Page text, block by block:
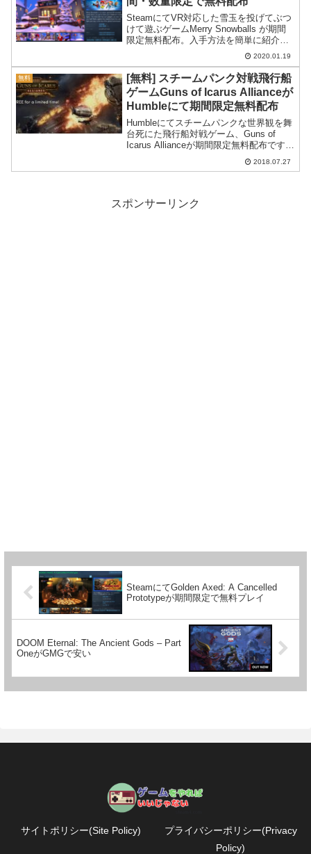
SteamにてVR対応した雪玉を投げてぶつ
けて遊ぶゲームMerry Snowballs が期間
限定無料配布。入手方法を簡単に紹介し
2020.01.19
無料
[無料] スチームパンク対戦飛行船
ゲームGuns of Icarus Allianceが
Humbleにて期間限定無料配布
Humbleにてスチームパンクな世界観を舞
台死にた飛行船対戦ゲーム、Guns of
Icarus Allianceが期間限定無料配布です。
Guns of Icarus Alliance無料配布～飛行船
でドンパチやるゲームスチームパンクな
2018.07.27
スポンサーリンク
SteamにてGolden Axed: A Cancelled
Prototypeが期間限定で無料プレイ
DOOM Eternal: The Ancient Gods – Part
OneがGMGで安い
サイトポリシー(Site Policy)
プライバシーポリシー(Privacy
Policy)